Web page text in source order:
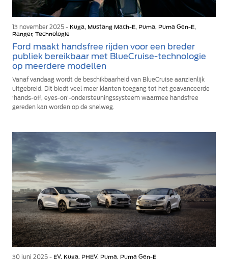
13 november 2025 - Kuga, Mustang Mach-E, Puma, Puma Gen-E,
Ranger, Technologie
Ford maakt handsfree rijden voor een breder
publiek bereikbaar met BlueCruise-technologie
op meerdere modellen
Vanaf vandaag wordt de beschikbaarheid van BlueCruise aanzienlijk
uitgebreid. Dit biedt veel meer klanten toegang tot het geavanceerde
‘hands-off, eyes-on’-ondersteuningssysteem waarmee handsfree
gereden kan worden op de snelweg.
30 juni 2025 - EV, Kuga, PHEV, Puma, Puma Gen-E